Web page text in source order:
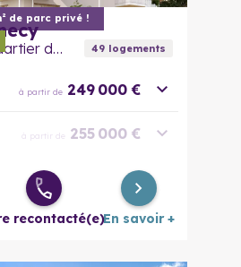
de parc privé !
Hypnose - Quartier des Hirondelles 49logements
à partir de 249 000 €
à partir de 255 000 €
à partir de 418 000 €
recontacté(e)En savoir +